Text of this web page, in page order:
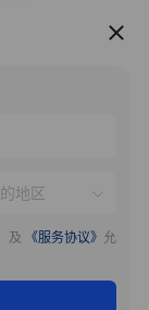
服务推荐
及 《服务协议》 允